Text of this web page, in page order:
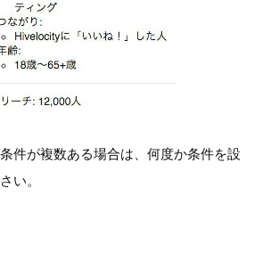
件が複数ある場合は、何度か条件を設
い。